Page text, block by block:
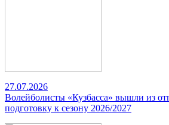
27.07.2026
Волейболисты «Кузбасса» вышли из
подготовку к сезону 2026/2027